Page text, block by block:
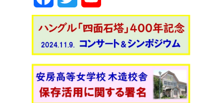
o
k
n
a
e
b
o
w
t
t
e
o
T
u
b